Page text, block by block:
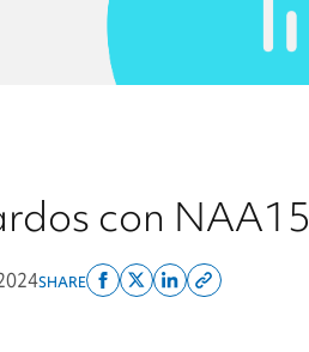
con NAA15
SHARE
ShareShareShareCopy